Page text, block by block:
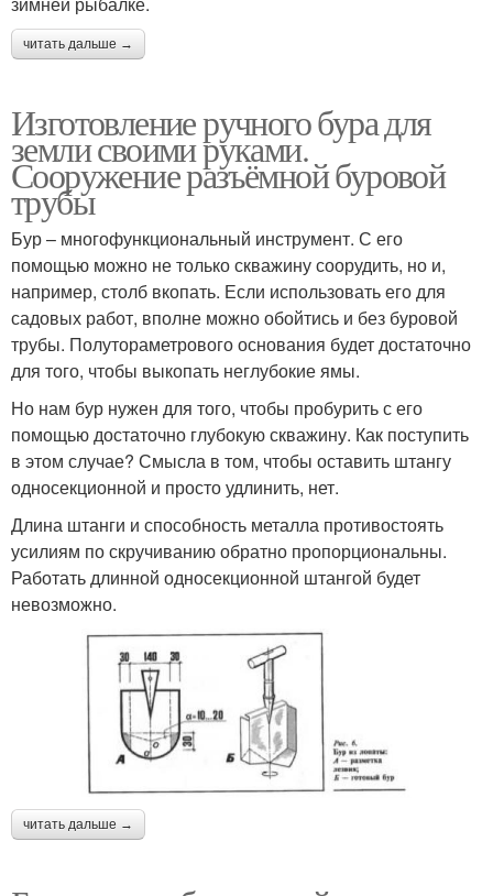
читать дальше →
Изготовление ручного бура для
земли своими руками.
Сооружение разъёмной буровой
трубы
Бур – многофункциональный инструмент. С его
помощью можно не только скважину соорудить, но и,
например, столб вкопать. Если использовать его для
садовых работ, вполне можно обойтись и без буровой
трубы. Полутораметрового основания будет достаточно
для того, чтобы выкопать неглубокие ямы.
Но нам бур нужен для того, чтобы пробурить с его
помощью достаточно глубокую скважину. Как поступить
в этом случае? Смысла в том, чтобы оставить штангу
односекционной и просто удлинить, нет.
Длина штанги и способность металла противостоять
усилиям по скручиванию обратно пропорциональны.
Работать длинной односекционной штангой будет
невозможно.
читать дальше →